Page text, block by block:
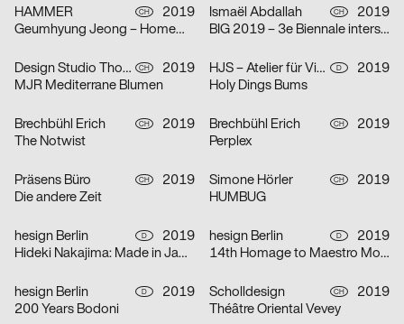
HAMMER CH
2019
Geumhyung Jeong – Homemade RC Toy
Ismaël Abdallah CH
2019
BIG 2019 – 3e Biennale interstellaire des espaces d’art de Genève
Design Studio Thom Pfister CH
2019
MJR Mediterrane Blumen
HJS – Atelier für Visuelle Kommunikation D
2019
Holy Dings Bums
Brechbühl Erich CH
2019
The Notwist
Brechbühl Erich CH
2019
Perplex
Präsens Büro CH
2019
Die andere Zeit
Simone Hörler CH
2019
HUMBUG
hesign Berlin D
2019
Hideki Nakajima: Made in Japan. Tokyo (Berlin edition)
hesign Berlin D
2019
14th Homage to Maestro Morteza Momayez – Solo exhibition of Jianping He’s works in Tehran
hesign Berlin D
2019
200 Years Bodoni
Scholldesign CH
2019
Théâtre Oriental Vevey